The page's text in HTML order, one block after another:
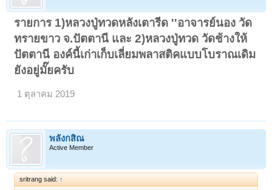
รายการ 1)หลวงปู่ทวดหลังเตารีด ''อาจารย์นอง วัด
ทรายขาว จ.ปัตตานี และ 2)หลวงปู่ทวด วัดช้างให้
ปัตตานี องค์นี้เก่าเก็บเลี่ยมพลาสติคแบบโบราณเดิม
ยังอยู่มั๊ยครับ
1 ตุลาคม 2019
พลังกสิณ
Active Member
sritrang said: ↑